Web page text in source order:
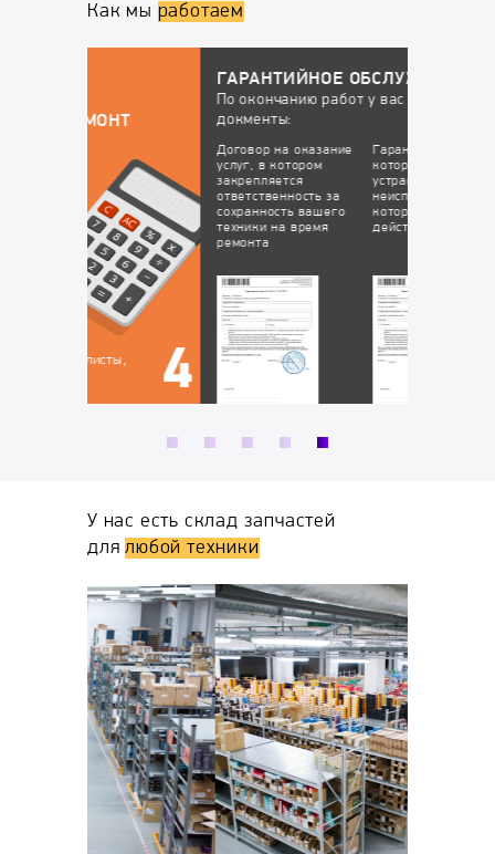
Как мы работаем
ГАРАНТИЙНОЕ ОБСЛУЖИВАНИЕ
По окончанию работ у вас будут все
докменты:
Договор на оказание
услуг, в котором
закрепляется
ответственность за
сохранность вашего
техники на время
ремонта
Гарантийный талон, в
котором перечислены
устранённые
неисправности, на
которые будет
действовать гарантия
У нас есть склад запчастей
длялюбой техники